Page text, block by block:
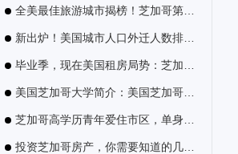
全美最佳旅游城市揭榜！芝加哥第一，西雅图第八
新出炉！美国城市人口外迁人数排行，芝加哥居首洛杉矶第二
毕业季，现在美国租房局势：芝加哥暴跌，南加州繁荣，纽约市场低迷...
美国芝加哥大学简介：美国芝加哥大学录取条件 美国芝加哥大学费用
芝加哥高学历青年爱住市区，单身公寓买来租给他们合适！
投资芝加哥房产，你需要知道的几件事儿